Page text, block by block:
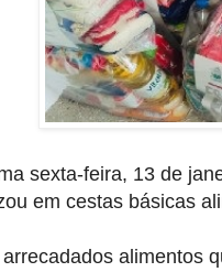
sexta-feira, 13 de
em cestas básicas
alimentos